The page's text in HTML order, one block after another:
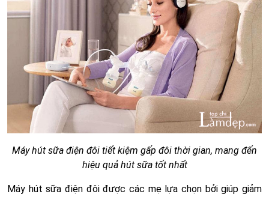
Máy hút sữa điện đôi tiết kiệm gấp đôi thời gian, mang đến
hiệu quả hút sữa tốt nhất
Máy hút sữa điện đôi được các mẹ lựa chọn bởi giúp giảm